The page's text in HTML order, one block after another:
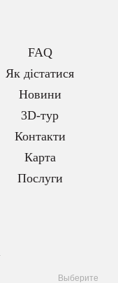
FAQ
Як дістатися
Новини
3D-тур
Контакти
Карта
Послуги
Выберите